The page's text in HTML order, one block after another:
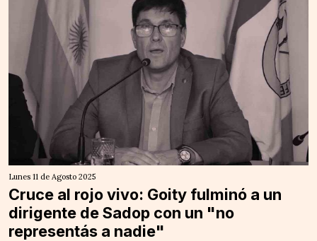
Lunes 11 de Agosto 2025
Cruce al rojo vivo: Goity fulminó a un
dirigente de Sadop con un "no
representás a nadie"